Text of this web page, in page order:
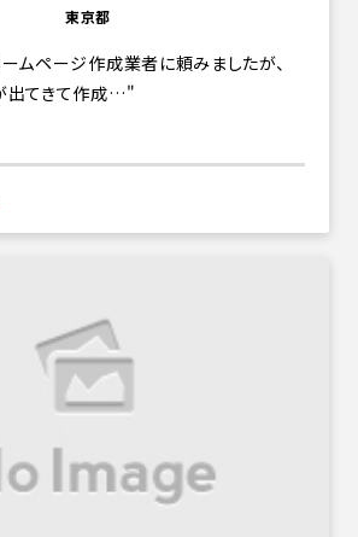
東京都
ムページ作成業者に頼みましたが、
出てきて作成…